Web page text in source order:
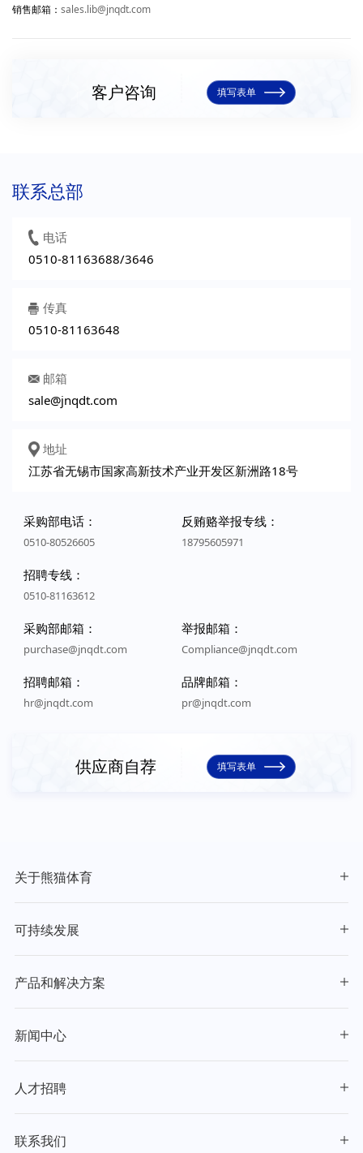
销售邮箱： sales.lib@jnqdt.com
客户咨询 填写表单
联系总部
电话
0510-81163688/3646
传真
0510-81163648
邮箱
sale@jnqdt.com
地址
江苏省无锡市国家高新技术产业开发区新洲路18号
采购部电话：
0510-80526605
反贿赂举报专线：
18795605971
招聘专线：
0510-81163612
采购部邮箱：
purchase@jnqdt.com
举报邮箱：
Compliance@jnqdt.com
招聘邮箱：
hr@jnqdt.com
品牌邮箱：
pr@jnqdt.com
供应商自荐 填写表单
关于熊猫体育
可持续发展
产品和解决方案
新闻中心
人才招聘
联系我们